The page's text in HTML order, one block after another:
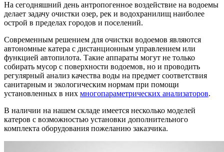
На сегодняшний день антропогенное воздействие на водоемы
делает задачу очистки озер, рек и водохранилищ наиболее
острой в пределах городов и поселений.
Современным решением для очистки водоемов являются
автономные катера с дистанционным управлением или
функцией автопилота. Такие аппараты могут не только
собирать мусор с поверхности водоемов, но и проводить
регулярный анализ качества воды на предмет соответствия
санитарным и экологическим нормам при помощи
установленных в них многопараметрических анализаторов.
В наличии на нашем складе имеется несколько моделей
катеров с возможностью установки дополнительного
комплекта оборудования пожеланию заказчика.